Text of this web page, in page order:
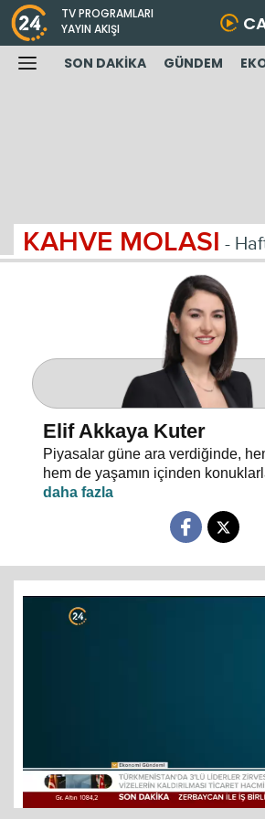
TV PROGRAMLARI
YAYIN AKIŞI
SON DAKİKA GÜNDEM
KAHVE MOLASI -
Elif Akkaya Kuter
Piyasalar güne ara verdiğinde,
hem de yaşamın içinden
gelişmelerin ekonomik boyutu